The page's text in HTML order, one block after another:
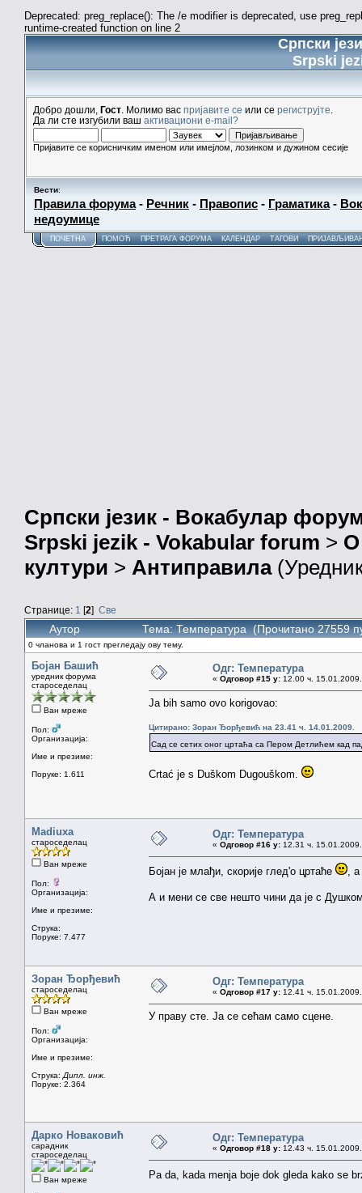
Deprecated: preg_replace(): The /e modifier is deprecated, use
runtime-created function on line 2
Српски
Srpski
Добро дошли, Гост . Молимо вас пријавите се или се региструјте
Да ли сте изгубили ваш активациони e-mail?
Пријавите се корисничким именом или имејлом, лозинком и дужином сесије
Вести:
Правила форума- Речник - Правопис - Граматика-
недоумице
ПОЧЕТНА ПОМОЋ ПРЕТРАГА ФОРУМА КАЛЕНДАР ТАГОВИ
Српски језик - Вокабулар
Srpski jezik - Vokabular forum > О
култури > Антиправила
Странице: 1 [2] Све
Аутор Тема: Температура (Прочитано 27559
0 чланова и 1 гост прегледају ову тему.
Бојан Башић
уредник форума
староседелац
Ван мреже
Пол:
Организација:
Име и презиме:
Поруке: 1.611
Одг: Температура
« Одговор #15 у: 12.00 ч.
Ja bih samo ovo korigovao:
Цитирано: Зоран Ђорђевић на 23.41 ч. 14.01.2009.
Сад се сетих оног цртаћа са Пером Детлићем кад
Crtać je s Duškom Dugouškom.
Madiuxa
староседелац
Ван мреже
Пол:
Организација:
Име и презиме:
Струка:
Поруке: 7.477
Одг: Температура
« Одговор #16 у: 12.31 ч.
Бојан је млађи, скорије глед'о цртаће ,
А и мени се све нешто чини да је с
Зоран Ђорђевић
староседелац
Ван мреже
Пол:
Организација:
Име и презиме:
Струка: Дипл. инж.
Поруке: 2.364
Одг: Температура
« Одговор #17 у: 12.41 ч.
У праву сте. Ја се сећам само сцене.
Дарко Новаковић
сарадник
староседелац
Ван мреже
Одг: Температура
« Одговор #18 у: 12.43 ч.
Pa da, kada menja boje dok gleda kako se